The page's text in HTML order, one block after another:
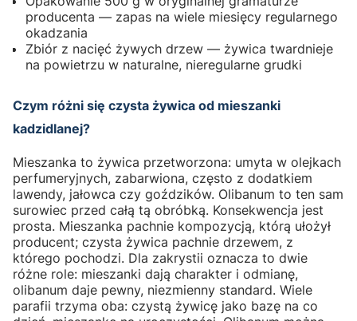
producenta — zapas na wiele miesięcy regularnego
okadzania
Zbiór z nacięć żywych drzew — żywica twardnieje
na powietrzu w naturalne, nieregularne grudki
Czym różni się czysta żywica od mieszanki
kadzidlanej?
Mieszanka to żywica przetworzona: umyta w olejkach
perfumeryjnych, zabarwiona, często z dodatkiem
lawendy, jałowca czy goździków. Olibanum to ten sam
surowiec przed całą tą obróbką. Konsekwencja jest
prosta. Mieszanka pachnie kompozycją, którą ułożył
producent; czysta żywica pachnie drzewem, z
którego pochodzi. Dla zakrystii oznacza to dwie
różne role: mieszanki dają charakter i odmianę,
olibanum daje pewny, niezmienny standard. Wiele
parafii trzyma oba: czystą żywicę jako bazę na co